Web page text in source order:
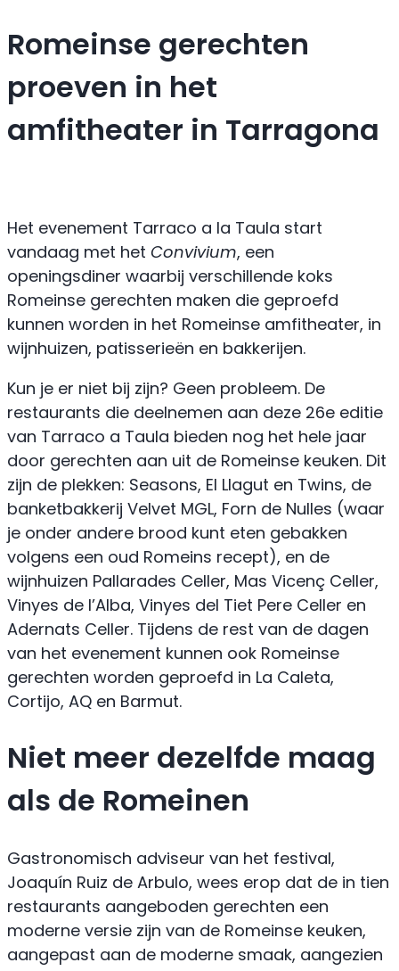
Romeinse gerechten
proeven in het
amfitheater in Tarragona
Het evenement Tarraco a la Taula start
vandaag met het Convivium, een
openingsdiner waarbij verschillende koks
Romeinse gerechten maken die geproefd
kunnen worden in het Romeinse amfitheater, in
wijnhuizen, patisserieën en bakkerijen.
Kun je er niet bij zijn? Geen probleem. De
restaurants die deelnemen aan deze 26e editie
van Tarraco a Taula bieden nog het hele jaar
door gerechten aan uit de Romeinse keuken. Dit
zijn de plekken: Seasons, El Llagut en Twins, de
banketbakkerij Velvet MGL, Forn de Nulles (waar
je onder andere brood kunt eten gebakken
volgens een oud Romeins recept), en de
wijnhuizen Pallarades Celler, Mas Vicenç Celler,
Vinyes de l’Alba, Vinyes del Tiet Pere Celler en
Adernats Celler. Tijdens de rest van de dagen
van het evenement kunnen ook Romeinse
gerechten worden geproefd in La Caleta,
Cortijo, AQ en Barmut.
Niet meer dezelfde maag
als de Romeinen
Gastronomisch adviseur van het festival,
Joaquín Ruiz de Arbulo, wees erop dat de in tien
restaurants aangeboden gerechten een
moderne versie zijn van de Romeinse keuken,
aangepast aan de moderne smaak, aangezien